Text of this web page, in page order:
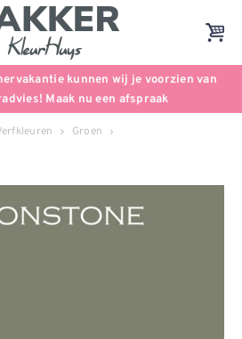
kunnen wij je voorzien van
Maak nu een afspraak
Groen